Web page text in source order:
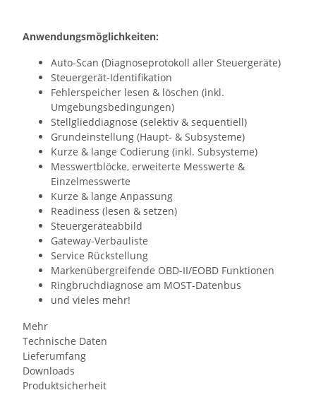
Anwendungsmöglichkeiten:
Auto-Scan (Diagnoseprotokoll aller Steuergeräte)
Steuergerät-Identifikation
Fehlerspeicher lesen & löschen (inkl.
Umgebungsbedingungen)
Stellglieddiagnose (selektiv & sequentiell)
Grundeinstellung (Haupt- & Subsysteme)
Kurze & lange Codierung (inkl. Subsysteme)
Messwertblöcke, erweiterte Messwerte &
Einzelmesswerte
Kurze & lange Anpassung
Readiness (lesen & setzen)
Steuergeräteabbild
Gateway-Verbauliste
Service Rückstellung
Markenübergreifende OBD-II/EOBD Funktionen
Ringbruchdiagnose am MOST-Datenbus
und vieles mehr!
Mehr
Technische Daten
Lieferumfang
Downloads
Produktsicherheit